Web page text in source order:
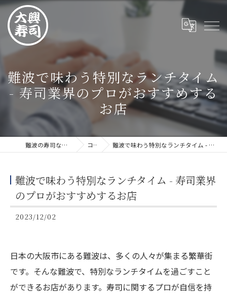
難波で味わう特別なランチタイム
- 寿司業界のプロがおすすめする
お店
難波の寿司なら大興寿司 難波店 コラム 難波で味わう特別なランチタイム - 寿司業界のプロがおすすめするお店
難波で味わう特別なランチタイム - 寿司業界
のプロがおすすめするお店
2023/12/02
日本の大阪市にある難波は、多くの人々が集まる繁華街
です。そんな難波で、特別なランチタイムを過ごすこと
ができるお店があります。寿司に関するプロが自信を持